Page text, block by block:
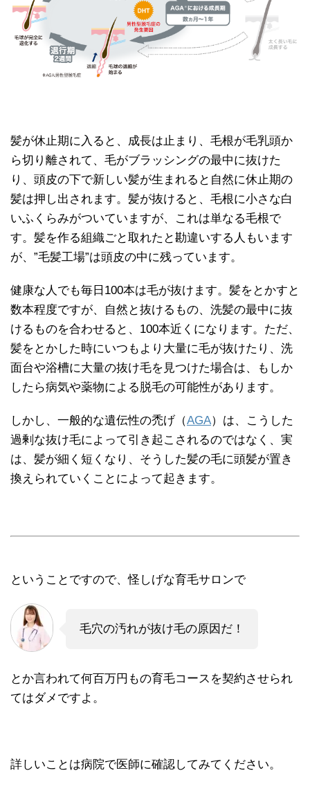
髪が休止期に入ると、成長は止まり、毛根が毛乳頭か
ら切り離されて、毛がブラッシングの最中に抜けた
り、頭皮の下で新しい髪が生まれると自然に休止期の
髪は押し出されます。髪が抜けると、毛根に小さな白
いふくらみがついていますが、これは単なる毛根で
す。髪を作る組織ごと取れたと勘違いする人もいます
が、”毛髪工場”は頭皮の中に残っています。
健康な人でも毎日100本は毛が抜けます。髪をとかすと
数本程度ですが、自然と抜けるもの、洗髪の最中に抜
けるものを合わせると、100本近くになります。ただ、
髪をとかした時にいつもより大量に毛が抜けたり、洗
面台や浴槽に大量の抜け毛を見つけた場合は、もしか
したら病気や薬物による脱毛の可能性があります。
しかし、一般的な遺伝性の禿げ（AGA）は、こうした
過剰な抜け毛によって引き起こされるのではなく、実
は、髪が細く短くなり、そうした髪の毛に頭髪が置き
換えられていくことによって起きます。
ということですので、怪しげな育毛サロンで
毛穴の汚れが抜け毛の原因だ！
とか言われて何百万円もの育毛コースを契約させられ
てはダメですよ。
詳しいことは病院で医師に確認してみてください。